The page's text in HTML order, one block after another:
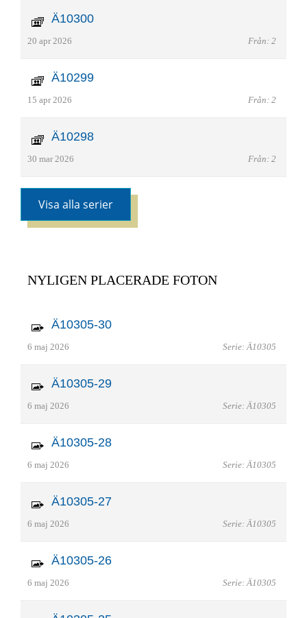
Ä10300
20 apr 2026 Från: 2
Ä10299
15 apr 2026 Från: 2
Ä10298
30 mar 2026 Från: 2
Visa alla serier
NYLIGEN PLACERADE FOTON
Ä10305-30
6 maj 2026 Serie: Ä10305
Ä10305-29
6 maj 2026 Serie: Ä10305
Ä10305-28
6 maj 2026 Serie: Ä10305
Ä10305-27
6 maj 2026 Serie: Ä10305
Ä10305-26
6 maj 2026 Serie: Ä10305